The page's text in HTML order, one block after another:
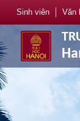
Sinh viên Văn